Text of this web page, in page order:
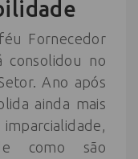
Fornecedor
consolidou no
Ano após
ainda mais
como são